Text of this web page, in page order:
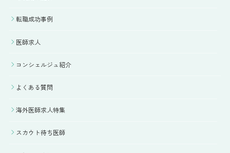
転職成功事例
医師求人
コンシェルジュ紹介
よくある質問
海外医師求人特集
スカウト待ち医師